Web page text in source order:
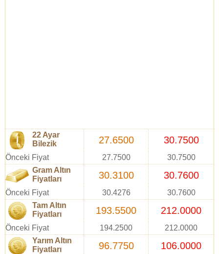
22 Ayar
Bilezik
27.6500 30.7500
Önceki Fiyat 27.7500
30.7500
Gram Altın
Fiyatları
30.3100 30.7600
Önceki Fiyat 30.4276
30.7600
Tam Altın
Fiyatları
193.5500 212.0000
Önceki Fiyat 194.2500
212.0000
Yarım Altın
Fiyatları
96.7750 106.0000